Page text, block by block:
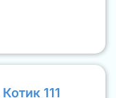
Котик 111